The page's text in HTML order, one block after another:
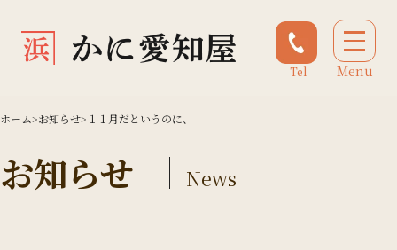
Tel Menu
ホーム>お知らせ> １１月だというのに、
お知らせ News